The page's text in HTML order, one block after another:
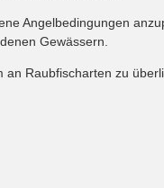
Angelbedingungen
Gewässern.
Raubfischarten zu